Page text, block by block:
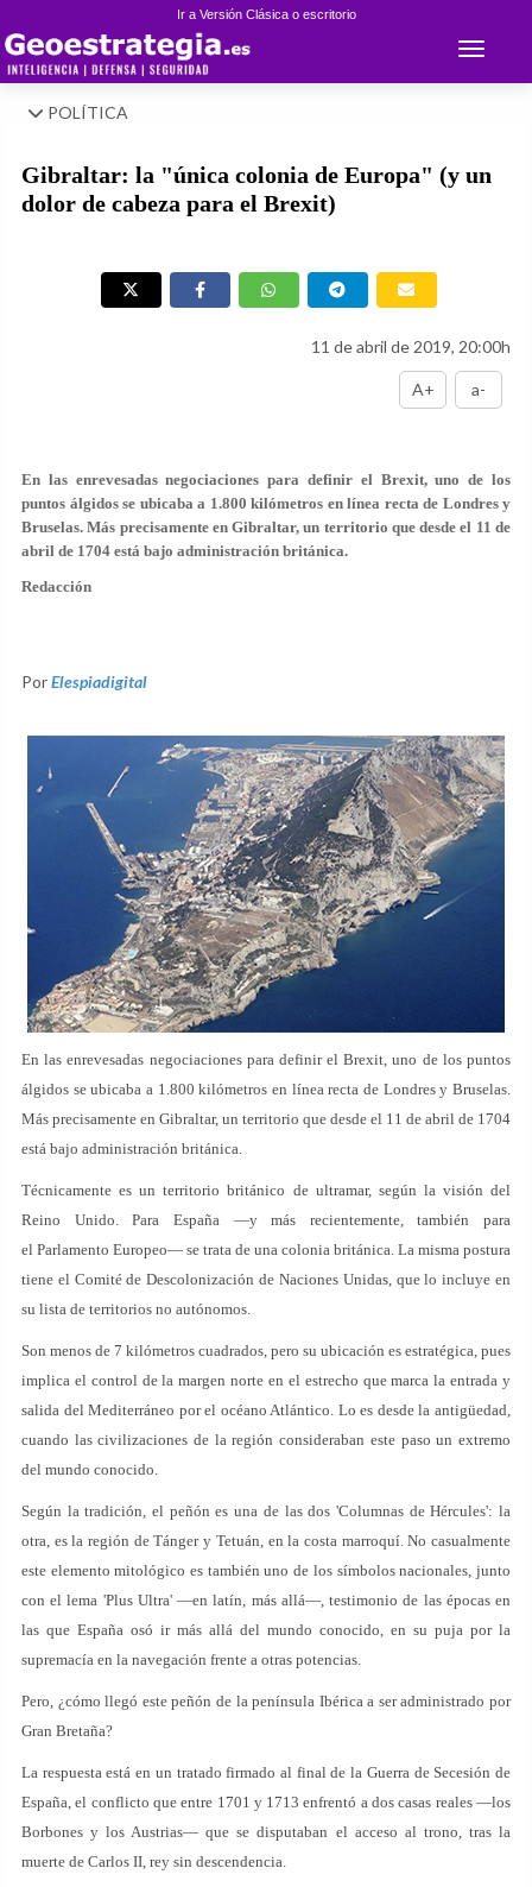
Ir a Versión Clásica o escritorio
Toggle
POLÍTICA
Gibraltar: la "única colonia de Europa" (y un
dolor de cabeza para el Brexit)
11 de abril de 2019, 20:00h
A+ a-
En las enrevesadas negociaciones para definir el Brexit, uno de los
puntos álgidos se ubicaba a 1.800 kilómetros en línea recta de Londres y
Bruselas. Más precisamente en Gibraltar, un territorio que desde el 11 de
abril de 1704 está bajo administración británica.
Redacción
PorElespiadigital
En las enrevesadas negociaciones para definir el Brexit, uno de los puntos
álgidos se ubicaba a 1.800 kilómetros en línea recta de Londres y Bruselas.
Más precisamente en Gibraltar, un territorio que desde el 11 de abril de 1704
está bajo administración británica.
Técnicamente es un territorio británico de ultramar, según la visión del
Reino Unido. Para España —y más recientemente, también para
el Parlamento Europeo— se trata de una colonia británica. La misma postura
tiene el Comité de Descolonización de Naciones Unidas, que lo incluye en
su lista de territorios no autónomos.
Son menos de 7 kilómetros cuadrados, pero su ubicación es estratégica, pues
implica el control de la margen norte en el estrecho que marca la entrada y
salida del Mediterráneo por el océano Atlántico. Lo es desde la antigüedad,
cuando las civilizaciones de la región consideraban este paso un extremo
del mundo conocido.
Según la tradición, el peñón es una de las dos 'Columnas de Hércules': la
otra, es la región de Tánger y Tetuán, en la costa marroquí. No casualmente
este elemento mitológico es también uno de los símbolos nacionales, junto
con el lema 'Plus Ultra' —en latín, más allá—, testimonio de las épocas en
las que España osó ir más allá del mundo conocido, en su puja por la
supremacía en la navegación frente a otras potencias.
Pero, ¿cómo llegó este peñón de la península Ibérica a ser administrado por
Gran Bretaña?
La respuesta está en un tratado firmado al final de la Guerra de Secesión de
España, el conflicto que entre 1701 y 1713 enfrentó a dos casas reales —los
Borbones y los Austrias— que se disputaban el acceso al trono, tras la
muerte de Carlos II, rey sin descendencia.